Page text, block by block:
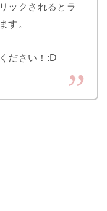
ックされるとラ
す。
ださい！:D